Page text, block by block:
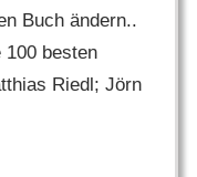
Buch ändern..
100 besten
Riedl; Jörn